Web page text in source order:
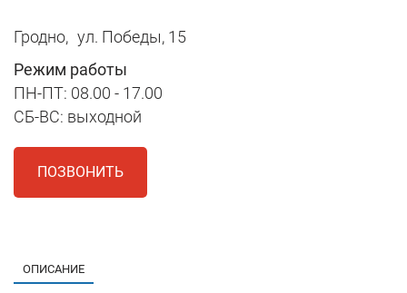
Гродно, ул. Победы, 15
Режим работы
ПН-ПТ: 08.00 - 17.00
СБ-ВС: выходной
ПОЗВОНИТЬ
ОПИСАНИЕ